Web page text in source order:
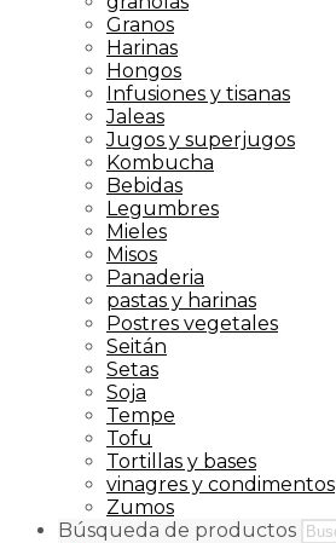
Granos
Harinas
Hongos
Infusiones y tisanas
Jaleas
Jugos y superjugos
Kombucha
Bebidas
Legumbres
Mieles
Misos
Panaderia
pastas y harinas
Postres vegetales
Seitán
Setas
Soja
Tempe
Tofu
Tortillas y bases
vinagres y condimentos
Zumos
Búsqueda de productos